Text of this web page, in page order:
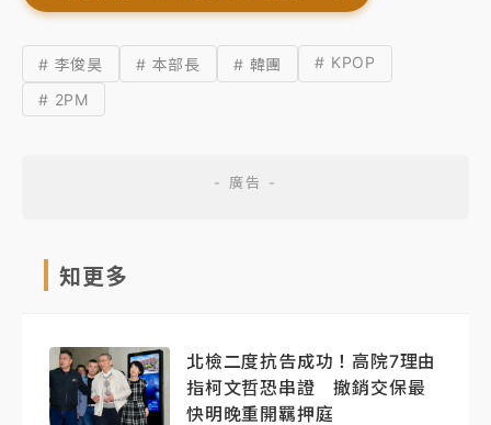
# 李俊昊 # 本部長 # 韓團
# KPOP
# 2PM
知更多
北檢二度抗告成功！高院7理由
指柯文哲恐串證 撤銷交保最
快明晚重開羈押庭